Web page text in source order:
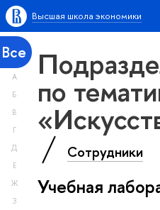
Высшая школа экономики
Все
А
Б
В
Г
Д
Е
Ж
З
по
Сотрудники
Учебная